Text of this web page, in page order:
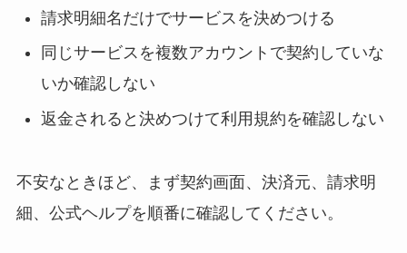
請求明細名だけでサービスを決めつける
同じサービスを複数アカウントで契約していな
いか確認しない
返金されると決めつけて利用規約を確認しない
不安なときほど、まず契約画面、決済元、請求明
細、公式ヘルプを順番に確認してください。